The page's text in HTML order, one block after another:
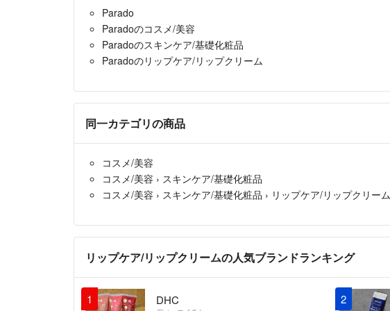
Parado
Paradoのコスメ/美容
Paradoのスキンケア/基礎化粧品
Paradoのリップケア/リップクリーム
同一カテゴリの商品
コスメ/美容
コスメ/美容 › スキンケア/基礎化粧品
コスメ/美容 › スキンケア/基礎化粧品 › リップケア/リップクリーム
リップケア/リップクリームの人気ブランドランキング
1 DHC 2